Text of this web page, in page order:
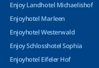
Enjoy Landhotel Michaelishof
Enjoyhotel Marleen
Enjoyhotel Westerwald
Enjoy Schlosshotel Sophia
Enjoyhotel Eifeler Hof